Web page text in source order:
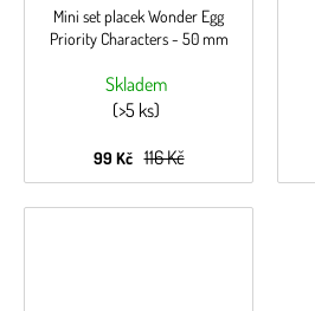
Mini set placek Wonder Egg
Priority Characters - 50 mm
Skladem
(>5 ks)
116 Kč
99 Kč